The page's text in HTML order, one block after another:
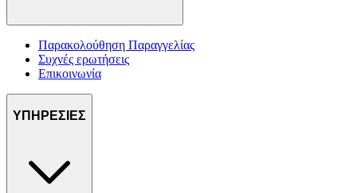
Παρακολούθηση Παραγγελίας
Συχνές ερωτήσεις
Επικοινωνία
ΥΠΗΡΕΣΙΕΣ